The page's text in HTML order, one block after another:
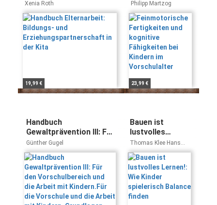
Erziehungspartnerschaft
in der Kita
Xenia Roth
19,99 €
kognitive
Fähigkeiten bei
Kindern im
Vorschulalter
Philipp Martzog
23,99 €
Handbuch
Gewaltprävention III: Für
den Vorschulbereich und
die Arbeit mit
Kindern.Für die
Vorschule und die Arbeit
mit Kindern. Grundlagen
- Lernfelder -
Handlungsmöglichkeiten
Günther Gugel
Bauen ist
lustvolles
Lernen!: Wie
Kinder
spielerisch
Balance finden
Thomas Klee Hans
Jürgen Beins